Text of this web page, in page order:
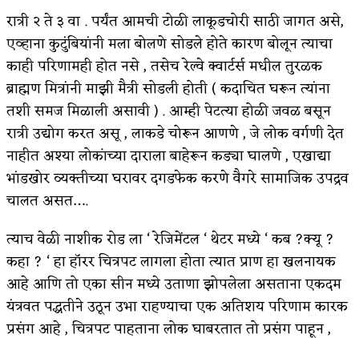
४ जुलै – इतिहासात घडलेल्या महत्त्वाच्या घटना
सुवर्ण – झळाळी
‘अर्थ’पूर्ण हास्य
अष्टपैलू : खंडू रांगणेकर
अपूर्ण कथा
बुडीच खटलं – संयुक्त कुटुंब का गरजेचं?
रात्री २ ते ३ वा . पर्यंत आमची टोळी लाकूडचोरी साठी जागत असे,
एव्हाना कुटुंबियांनी मला बोलणे सोडले होते कारण बोलून त्याचा
काही परिणामही होत नसे , तसेच रेल्वे क्वार्टर्स मधील तुरळक
ब्राह्मण मित्रांनी माझी मैत्री सोडली होती ( कदाचित घरून त्यांना
तशी समज मिळाली असावी ) . आम्ही पेटत्या होळी जवळ बसून
रात्री उद्योग करत असू , लाकडे चोरून आणणे , जे लोक वर्गणी देत
नाहीत अश्या लोकांच्या दाराला बाहेरून कड्या घालणे , एखाद्या
भांडखोर व्यक्तीच्या घरावर दगडफेक करणे वैगरे सामाजिक उपद्रव
चालत असत….
त्याच वेळी नाशीक रोड ला ‘ रेजिमेंटल ‘ थेटर मध्ये ‘ कब ?क्यू ?
कहा ? ‘ हा हॉरर चित्रपट लागला होता त्यात प्राण हा खलनायक
आहे आणि तो एका सीन मध्ये उताणा झोपलेला असताना एकदम
यंत्रवत पद्धतीने उठून उभा राहण्याचा एक अतिशय परिणाम कारक
प्रसंग आहे , चित्रपट पाहताना लोक घाबरतात तो प्रसंग पाहून ,